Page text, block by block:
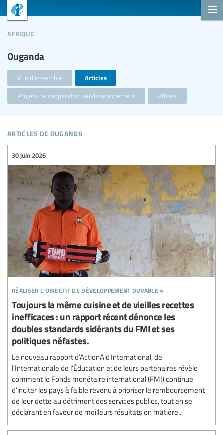
Ouganda
afrique
Vue d’ensemble Articles
Projets de coopération au développement Affiliés
articles de ouganda
réaliser l’objectif de développement durable 4
30 juin 2026
Toujours la même cuisine et de vieilles recettes
inefficaces : un rapport récent dénonce les
doubles standards sidérants du FMI et ses
politiques néfastes.
Le nouveau rapport d’ActionAid International, de
l’Internationale de l’Éducation et de leurs partenaires révèle
comment le Fonds monétaire international (FMI) continue
d’inciter les pays à faible revenu à prioriser le remboursement
de leur dette au détriment des services publics, tout en se
déclarant en faveur de meilleurs résultats en matière...